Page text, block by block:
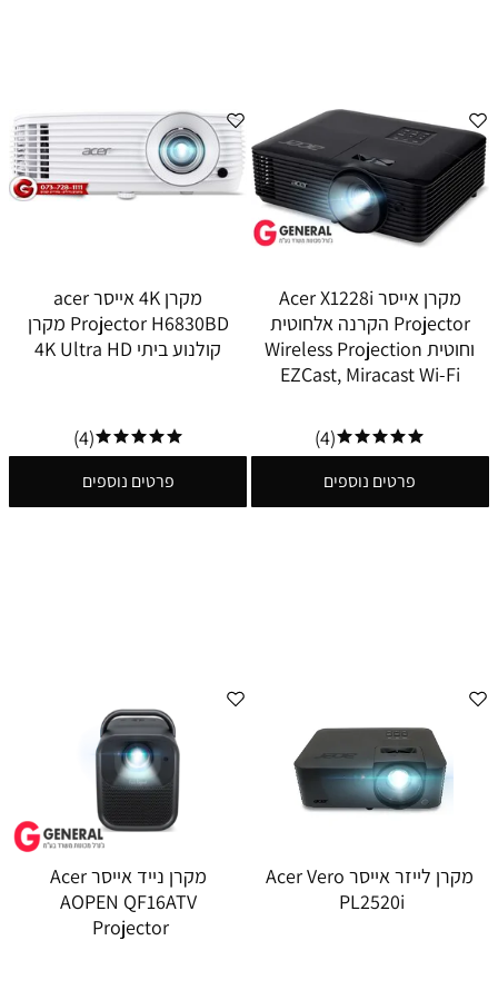
מקרן אייסר Acer X1228i
Projector הקרנה אלחוטית
וחוטית Wireless Projection
EZCast, Miracast Wi-Fi
(4)
פרטים נוספים
מקרן 4K אייסר acer
Projector H6830BD מקרן
קולנוע ביתי 4K Ultra HD
(4)
פרטים נוספים
מקרן לייזר אייסר Acer Vero
PL2520i
מקרן נייד אייסר Acer
AOPEN QF16ATV
Projector